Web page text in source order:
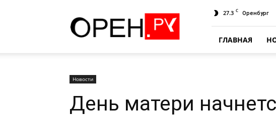
27.3 C Оренбург
ГЛАВНАЯ
Новости
День матери